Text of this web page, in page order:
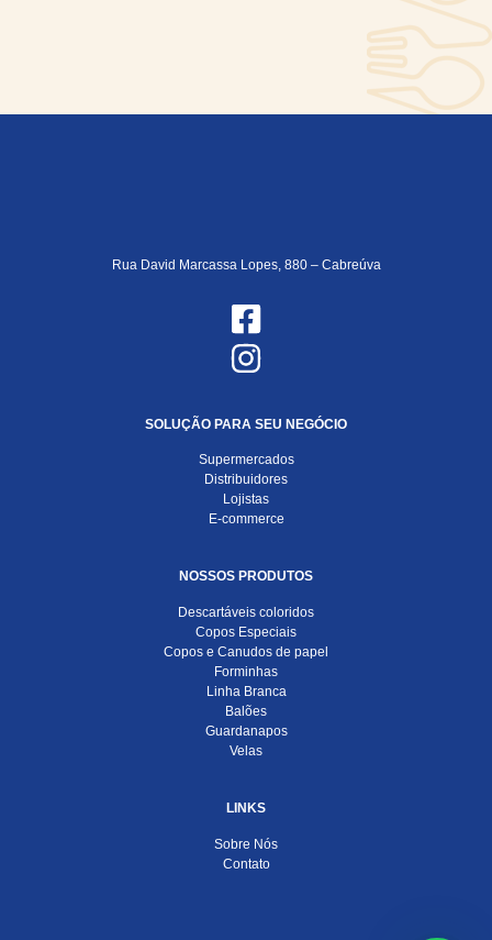
Rua David Marcassa Lopes, 880 – Cabreúva
SOLUÇÃO PARA SEU NEGÓCIO
Supermercados
Distribuidores
Lojistas
E-commerce
NOSSOS PRODUTOS
Descartáveis coloridos
Copos Especiais
Copos e Canudos de papel
Forminhas
Linha Branca
Balões
Guardanapos
Velas
LINKS
Sobre Nós
Contato